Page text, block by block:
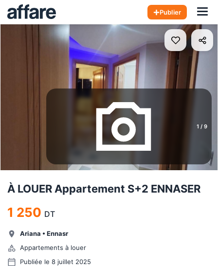
Publier
1 / 9
À LOUER Appartement S+2 ENNASER
1 250 DT
Ariana • Ennasr
Appartements à louer
Publiée le 8 juillet 2025